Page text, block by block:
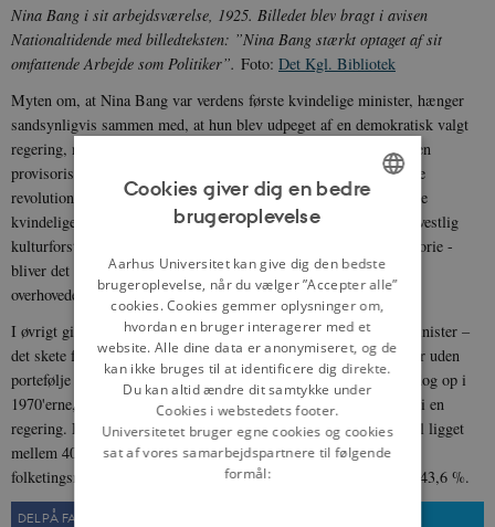
Nina Bang i sit arbejdsværelse, 1925. Billedet blev bragt i avisen
Nationaltidende med billedteksten: ”Nina Bang stærkt optaget af sit
omfattende Arbejde som Politiker”. Foto: Det Kgl. Bibliotek
Myten om, at Nina Bang var verdens første kvindelige minister, hænger
sandsynligvis sammen med, at hun blev udpeget af en demokratisk valgt
regering, mens Aleksandra Kollontaj blev udpeget af Lenin og den
provisoriske regering, der blev dannet i kølvandet på den russiske
revolution i 1917. Nina Bang har således titlen som verdens første
kvindelige minister udnævnt af en parlamentarisk regering. I en vestlig
kulturforståelse – og måske også pga. uvidenhed om russisk historie -
bliver det nogle gange fortolket, så hun fremstår som den første
overhovedet.
I øvrigt gik der lang tid, før Danmark fik sin næste kvindelige minister –
det skete først i 1947, da Fanny Jensen (1890-1969) blev minister uden
portefølje i Hans Hedtofts socialdemokratiske regering. Vi skal dog op i
1970'erne, før det blev almindeligt med flere kvindelige ministre i en
regering. Efter 2000 har andelen af kvindelige ministre som regel ligget
mellem 40 og 50 %. Dette er højere end andelen af kvindelige
folketingsmedlemmer, der indtil år 2022 aldrig havde været over 43,6 %.
DEL PÅ FACEBOOK
DANISH
Cookies giver dig en bedre
brugeroplevelse
Aarhus Universitet kan give dig den bedste
brugeroplevelse, når du vælger ”Accepter alle”
cookies. Cookies gemmer oplysninger om,
hvordan en bruger interagerer med et
website. Alle dine data er anonymiseret, og de
kan ikke bruges til at identificere dig direkte.
Du kan altid ændre dit samtykke under
Cookies i webstedets footer.
Universitetet bruger egne cookies og cookies
sat af vores samarbejdspartnere til følgende
formål: